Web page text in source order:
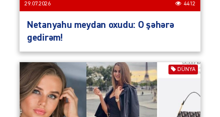
29.07.2026 4412
Netanyahu meydan oxudu: O şəhərə
gedirəm!
DÜNYA